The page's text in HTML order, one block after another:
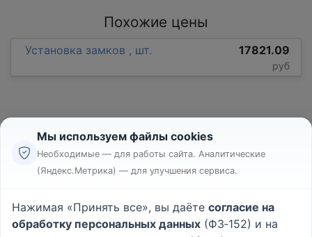
Похожие цены
Установка замков , шт. 17821.09
руб
Реклама
Пользовательское соглашение
Политика конфиденциальности
Мы используем файлы cookies
Необходимые — для работы сайта. Аналитические
(Яндекс.Метрика) — для улучшения сервиса.
Нажимая «Принять все», вы даёте согласие на
обработку персональных данных (ФЗ‑152) и на